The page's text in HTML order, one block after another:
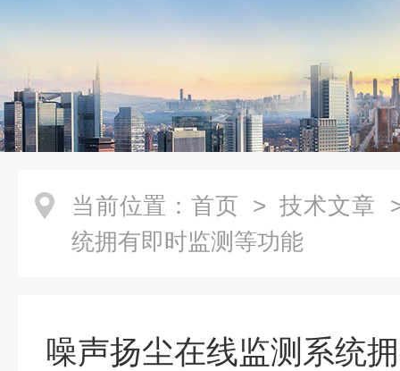
当前位置： 首页 > 技术文章
统拥有即时监测等功能
噪声扬尘在线监测系统